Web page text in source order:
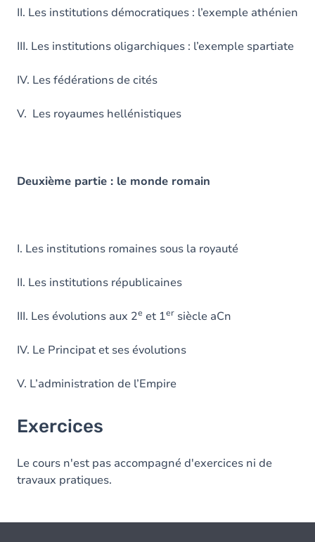
II. Les institutions démocratiques : l’exemple athénien
III. Les institutions oligarchiques : l’exemple spartiate
IV. Les fédérations de cités
V. Les royaumes hellénistiques
Deuxième partie : le monde romain
I. Les institutions romaines sous la royauté
II. Les institutions républicaines
III. Les évolutions aux 2e et 1er siècle aCn
IV. Le Principat et ses évolutions
V. L’administration de l’Empire
Exercices
Le cours n'est pas accompagné d'exercices ni de
travaux pratiques.